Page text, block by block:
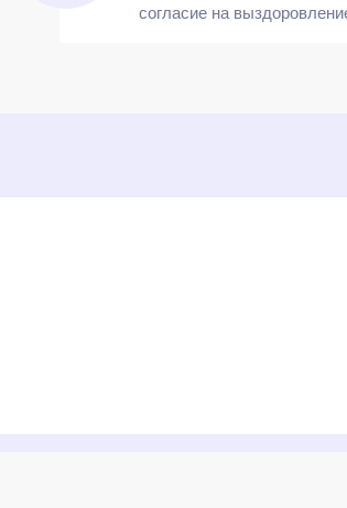
согласие на